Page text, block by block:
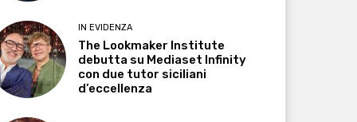
IN EVIDENZA
The Lookmaker Institute
debutta su Mediaset Infinity
con due tutor siciliani
d’eccellenza